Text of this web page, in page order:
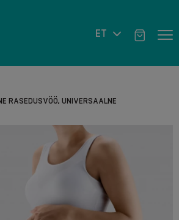
ET
RASEDUSVÖÖ, UNIVERSAALNE